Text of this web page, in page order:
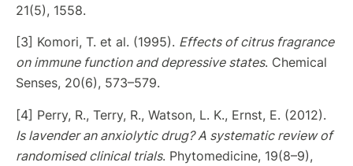
21(5), 1558.
[3] Komori, T. et al. (1995). Effects of citrus fragrance
on immune function and depressive states. Chemical
Senses, 20(6), 573–579.
[4] Perry, R., Terry, R., Watson, L. K., Ernst, E. (2012).
Is lavender an anxiolytic drug? A systematic review of
randomised clinical trials. Phytomedicine, 19(8–9),